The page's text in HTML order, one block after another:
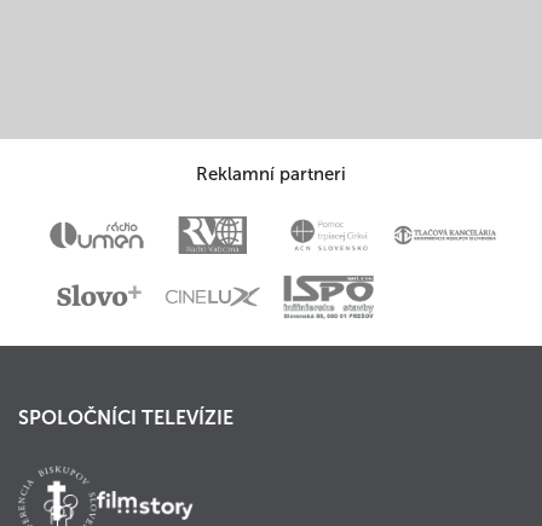
Reklamní partneri
SPOLOČNÍCI TELEVÍZIE